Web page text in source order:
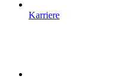
Karriere